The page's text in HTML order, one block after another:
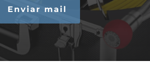
Enviar mail